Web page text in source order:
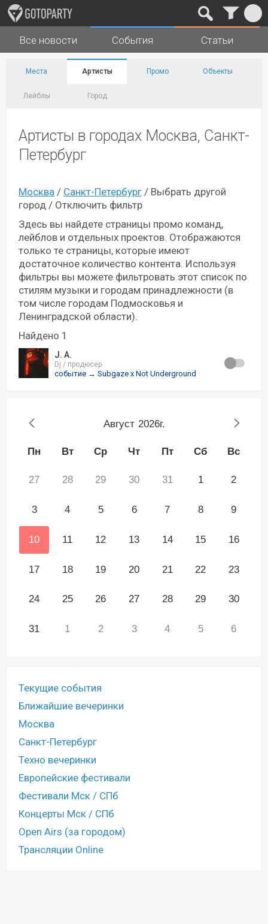
Города Музыка
Все новости События Статьи
Места Артисты Промо Объекты
Лейблы Город
Артисты в городах Москва, Санкт-
Петербург
Москва / Санкт-Петербург / Выбрать другой
город / Отключить фильтр
Здесь вы найдете страницы промо команд,
лейблов и отдельных проектов. Отображаются
только те страницы, которые имеют
достаточное количество контента. Используя
фильтры вы можете фильтровать этот список по
стилям музыки и городам принадлежности (в
том числе городам Подмосковья и
Ленинградской области).
Найдено 1
J. A.
Dj / продюсер
событие → Subgaze x Not Underground
Август 2026г.
Пн Вт Ср Чт Пт Сб Вс
27 28 29 30 31 1 2
3 4 5 6 7 8 9
10 11 12 13 14 15 16
17 18 19 20 21 22 23
24 25 26 27 28 29 30
31 1 2 3 4 5 6
Текущие события
Ближайшие вечеринки
Москва
Санкт-Петербург
Техно вечеринки
Европейские фестивали
Фестивали Мск / СПб
Концерты Мск / СПб
Open Airs (за городом)
Трансляции Online